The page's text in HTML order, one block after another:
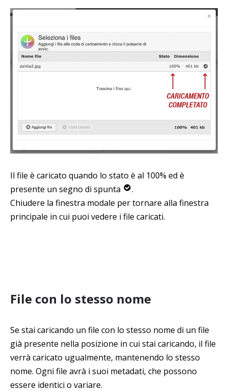
Il file è caricato quando lo stato è al 100% ed è
presente un segno di spunta
.
Chiudere la finestra modale per tornare alla finestra
principale in cui puoi vedere i file caricati.
File con lo stesso nome
Se stai caricando un file con lo stesso nome di un file
già presente nella posizione in cui stai caricando, il file
verrà caricato ugualmente, mantenendo lo stesso
nome. Ogni file avrà i suoi metadati, che possono
essere identici o variare.